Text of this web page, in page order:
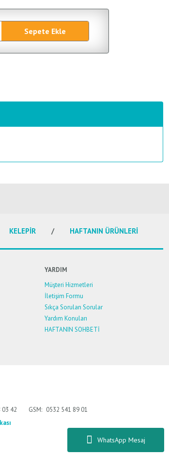
WhatsApp Mesaj
Sepete Ekle
KELEPİR HAFTANIN ÜRÜNLERİ
YARDIM
Müşteri Hizmetleri
İletişim Formu
Sıkça Sorulan Sorular
Yardım Konuları
HAFTANIN SOHBETİ
03 42 GSM: 0532 541 89 01